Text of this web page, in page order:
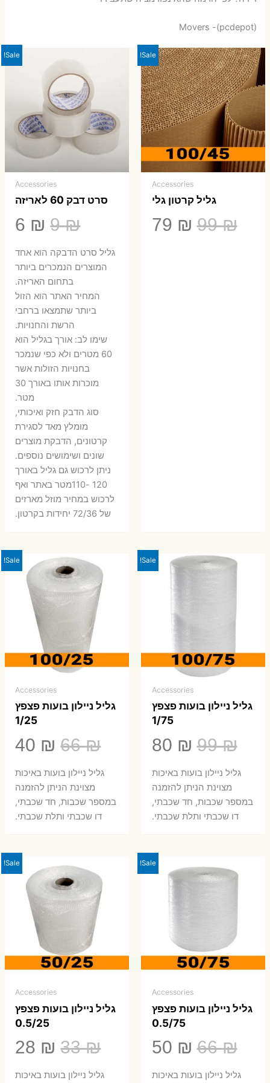
Movers -(pcdepot)
Sale!
Accessories
גליל קרטון גלי
99₪
המחיר
79 ₪
הנוכחי
Sale!
Accessories
סרט דבק 60 לאריזה
9₪
היה:
9 ₪.
6 ₪
6 ₪.
גליל סרט הדבקה הוא אחד
המוצרים הנמכרים ביותר
בתחום האריזה.
המחיר האתר הוא הזול
ביותר שתמצאו ברחבי
הרשת והחנויות.
שימו לב: אורך בגליל הוא
60 מטרים ולא כפי שנמכר
בחנויות הזולות אשר
מוכרות אותו באורך 30
מטר.
סוג הדבק חזק ואיכותי,
מומלץ מאד לסגירת
קרטונים, הדבקת מוצרים
שונים ושימושים נוספים.
ניתן לרכוש גם גליל באורך
120 -110מטר באתר ואף
לרכוש במחיר מוזל מארזים
של 72/36 יחידות בקרטון.
Sale!
Accessories
גליל ניילון בועות פצפץ
1/75
99₪
המחיר
המקורי
היה:
99 ₪.
80 ₪
הנוכחיגליל ניילון בועות באיכות
מצוינת הניתן להזמנה
במספר שכבות, חד שכבתי,
דו שכבתי ותלת שכבתי.
Sale!
Accessories
גליל ניילון בועות פצפץ
1/25
66₪
המחיר
המקורי
היה:
66 ₪.
40 ₪
₪.
גליל ניילון בועות באיכות
מצוינת הניתן להזמנה
במספר שכבות, חד שכבתי,
דו שכבתי ותלת שכבתי.
Sale!
Accessories
גליל ניילון בועות פצפץ
0.5/75
66₪
המחיר
המקורי
50 ₪
הנוכחיגליל ניילון בועות באיכות
Sale!
Accessories
גליל ניילון בועות פצפץ
0.5/25
33₪
המחיר
המקורי
28 ₪
גליל ניילון בועות באיכות